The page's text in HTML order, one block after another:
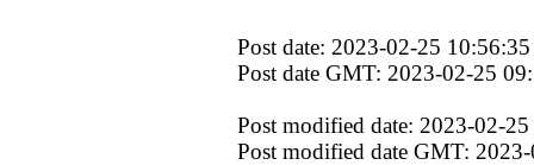
Post date: 2023-02-25 10:56:35
Post date GMT: 2023-02-25
Post modified date: 2023-02-
Post modified date GMT: